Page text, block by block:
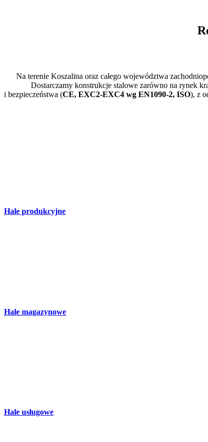
Na terenie Koszalina oraz całego województwa
Dostarczamy konstrukcje stalowe zarówno na rynek
i bezpieczeństwa (CE, EXC2-EXC4 wg EN1090-2, ISO), z
Hale produkcyjne
Hale magazynowe
Hale usługowe